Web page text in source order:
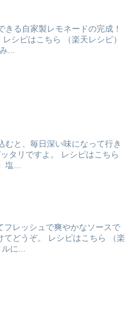
る自家製レモネードの完成！
シピはこちら （楽天レシピ）
...
と、毎日深い味になって行き
タリですよ。 レシピはこちら
...
フレッシュで爽やかなソースで
どうぞ。 レシピはこちら （楽
に...